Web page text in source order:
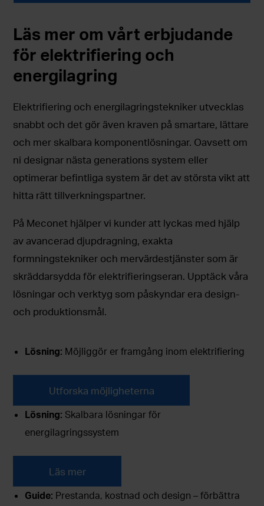
Läs mer om vårt erbjudande
för elektrifiering och
energilagring
Elektrifiering och energilagringstekniker utvecklas
snabbt och det gör även kraven på smartare, lättare
och mer skalbara komponentlösningar. Oavsett om
ni designar nästa generations system eller
optimerar befintliga system är det av största vikt att
hitta rätt tillverkningspartner.
På Meconet hjälper vi kunder att lyckas med hjälp
av avancerad djupdragning, exakta
formningstekniker och mervärdestjänster som är
skräddarsydda för elektrifieringseran. Upptäck våra
lösningar och verktyg som påskyndar era design-
och produktionsmål.
Lösning: Möjliggör er framgång inom elektrifiering
Utforska möjligheterna
Lösning: Skalbara lösningar för
energilagringssystem
Läs mer
Guide: Prestanda, kostnad och design – förbättra